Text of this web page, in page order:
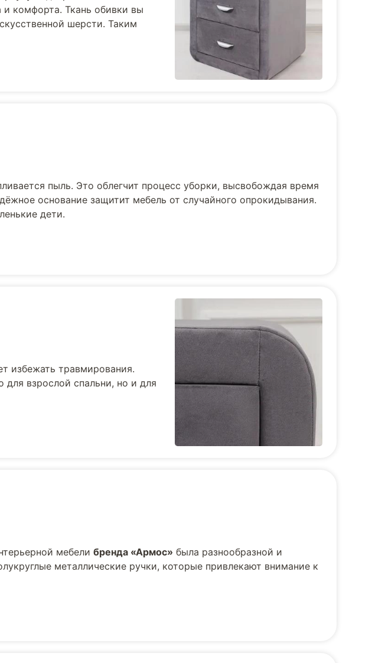
комфорта. Ткань обивки вы
шерсти. Таким
пыль. Это облегчит процесс уборки, высвобождая время
основание защитит мебель от случайного опрокидывания.
дети.
избежать травмирования.
для взрослой спальни, но и для
мебели бренда «Армос» была разнообразной и
металлические ручки, которые привлекают внимание к